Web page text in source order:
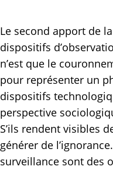
Le second apport de
dispositifs
n’est que le
pour représenter un
dispositifs
perspective
S’ils rendent visibles
générer de
surveillance sont des